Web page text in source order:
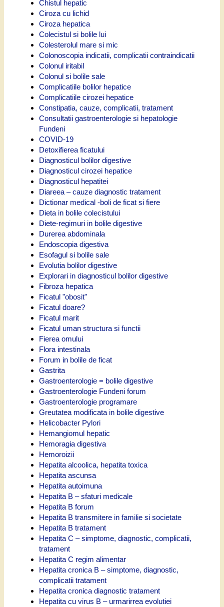
Chistul hepatic
Ciroza cu lichid
Ciroza hepatica
Colecistul si bolile lui
Colesterolul mare si mic
Colonoscopia indicatii, complicatii contraindicatii
Colonul iritabil
Colonul si bolile sale
Complicatiile bolilor hepatice
Complicatiile cirozei hepatice
Constipatia, cauze, complicatii, tratament
Consultatii gastroenterologie si hepatologie
Fundeni
COVID-19
Detoxifierea ficatului
Diagnosticul bolilor digestive
Diagnosticul cirozei hepatice
Diagnosticul hepatitei
Diareea – cauze diagnostic tratament
Dictionar medical -boli de ficat si fiere
Dieta in bolile colecistului
Diete-regimuri in bolile digestive
Durerea abdominala
Endoscopia digestiva
Esofagul si bolile sale
Evolutia bolilor digestive
Explorari in diagnosticul bolilor digestive
Fibroza hepatica
Ficatul "obosit"
Ficatul doare?
Ficatul marit
Ficatul uman structura si functii
Fierea omului
Flora intestinala
Forum in bolile de ficat
Gastrita
Gastroenterologie = bolile digestive
Gastroenterologie Fundeni forum
Gastroenterologie programare
Greutatea modificata in bolile digestive
Helicobacter Pylori
Hemangiomul hepatic
Hemoragia digestiva
Hemoroizii
Hepatita alcoolica, hepatita toxica
Hepatita ascunsa
Hepatita autoimuna
Hepatita B – sfaturi medicale
Hepatita B forum
Hepatita B transmitere in familie si societate
Hepatita B tratament
Hepatita C – simptome, diagnostic, complicatii,
tratament
Hepatita C regim alimentar
Hepatita cronica B – simptome, diagnostic,
complicatii tratament
Hepatita cronica diagnostic tratament
Hepatita cu virus B – urmarirrea evolutiei